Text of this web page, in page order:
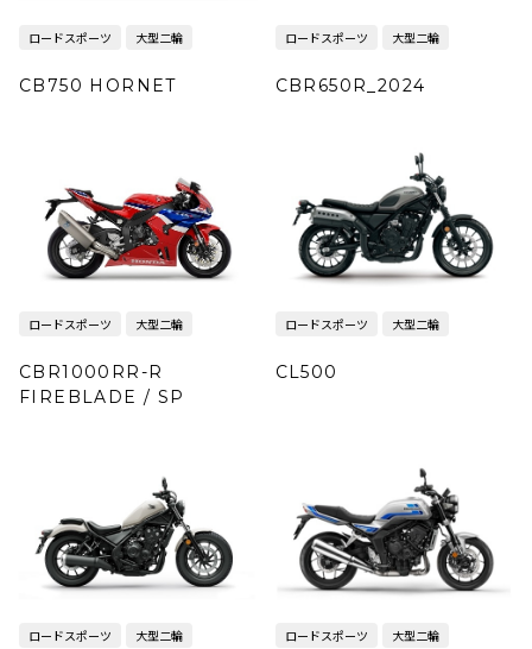
ロードスポーツ 大型二輪
CB750 HORNET
ロードスポーツ 大型二輪
CBR650R_2024
ロードスポーツ 大型二輪
CBR1000RR-R
FIREBLADE / SP
ロードスポーツ 大型二輪
CL500
ロードスポーツ 大型二輪 ロードスポーツ 大型二輪